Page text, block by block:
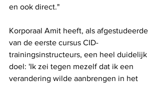
en ook direct."
Korporaal Amit heeft, als afgestudeerde
van de eerste cursus CID-
trainingsinstructeurs, een heel duidelijk
doel: 'Ik zei tegen mezelf dat ik een
verandering wilde aanbrengen in het